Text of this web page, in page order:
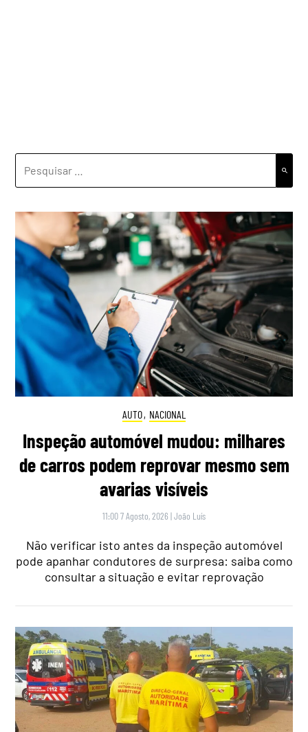
AUTO, NACIONAL
Inspeção automóvel mudou: milhares
de carros podem reprovar mesmo sem
avarias visíveis
11:00 7 Agosto, 2026 |João Luís
Não verificar isto antes da inspeção automóvel
pode apanhar condutores de surpresa: saiba como
consultar a situação e evitar reprovação